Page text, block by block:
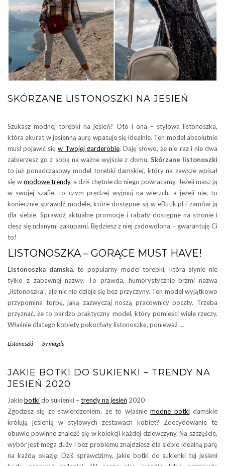
SKÓRZANE LISTONOSZKI NA JESIEŃ
Szukasz modnej torebki na jesień? Oto i ona – stylowa listonoszka,
która akurat w jesienną aurę wpasuje się idealnie. Ten model absolutnie
musi pojawić sięw Twojej garderobie. Daję słowo, że nie raz i nie dwa
zabierzesz go z sobą na ważne wyjście z domu. Skórzane listonoszki
to już ponadczasowy model torebki damskiej, który na zawsze wpisał
się wmodowe trendy, a dziś chętnie do niego powracamy. Jeżeli masz ją
w swojej szafie, to czym prędzej wyjmuj na wierzch, a jeżeli nie, to
koniecznie sprawdź modele, które dostępne są w eButik.pl i zamów ją
dla siebie. Sprawdź aktualne promocje i rabaty dostępne na stronie i
ciesz się udanymi zakupami. Będziesz z niej zadowolona – gwarantuję Ci
to!
LISTONOSZKA – GORĄCE MUST HAVE!
Listonoszka damska, to popularny model torebki, która słynie nie
tylko z zabawnej nazwy. To prawda, humorystycznie brzmi nazwa
„listonoszka”, ale nic nie dzieje się bez przyczyny. Ten model wyjątkowo
przypomina torbę, jaką zazwyczaj noszą pracownicy poczty. Trzeba
przyznać, że to bardzo praktyczny model, który pomieści wiele rzeczy.
Właśnie dlatego kobiety pokochały listonoszkę, ponieważ …
Listonoszki - bymagda
JAKIE BOTKI DO SUKIENKI – TRENDY NA
JESIEŃ 2020
Jakiebotkido sukienki –trendy na jesień 2020
Zgodzisz się ze stwierdzeniem, że to właśniemodne botkidamskie
królują jesienią w stylowych zestawach kobiet? Zdecydowanie te
obuwie powinno znaleźć się w kolekcji każdej dziewczyny. Na szczęście,
wybór jest mega duży i bez problemu znajdziesz dla siebie idealną parę
na każdą okazję. Dziś sprawdzimy, jakie botki do sukienki tej jesieni